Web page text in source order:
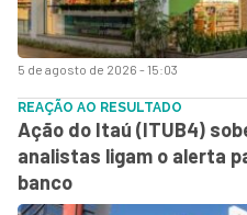
5 de agosto de 2026 - 15:03
REAÇÃO AO RESULTADO
Ação do Itaú (ITUB4)
analistas ligam o alerta
banco